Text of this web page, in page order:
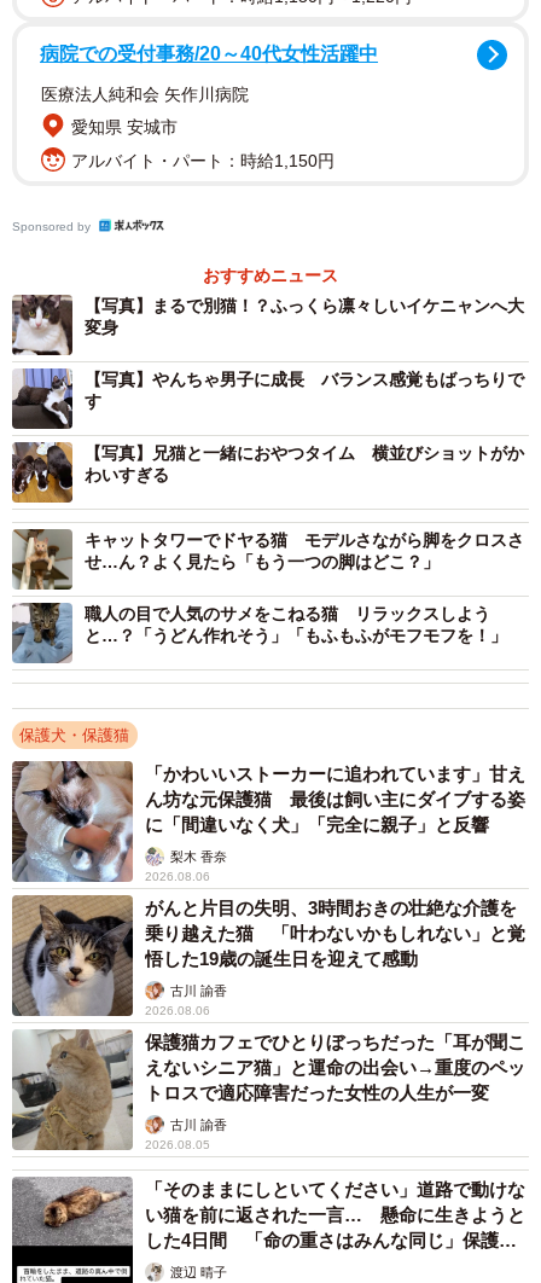
が、やがて道路を渡るようになり、事故の危険を感じた飼
い主さんは保護を決意しました。
「『このままではいつか事故に遭ってしまう』と心配にな
り、保護しようと思うようになったのです。ただ、我が家
にはすでに2匹の先住猫がいたので、まずは家族に相談して
新たな猫生への一歩ーー先住猫の反応は
3/14
保護初日、ケージの中で過ごすこねぎくん（画像提供：ともさん）
お迎え初日、こねぎくんは緊張した様子でケージの中に身
を隠していました。
「保護初日は、とても緊張した様子で、すぐケージの中に
ある入れ物に入って身を隠していました。警戒心はあるも
ののご飯はしっかり食べ、即席で作ったトイレも使ってく
れたのには驚いたのを覚えています」
日を追うごとに緊張は解け、遊ぶ姿も見られるように。し
かし、感染症の心配があったため、すぐに病院で検査を受
けさせました。
病院での受付事務/20～40代女性活躍中
医療法人純和会 矢作川病院
愛知県 安城市
アルバイト・パート：時給1,150円
Sponsored by
おすすめニュース
【写真】まるで別猫！？ふっくら凛々しいイケニャンへ大
変身
【写真】やんちゃ男子に成長 バランス感覚もばっちりで
す
【写真】兄猫と一緒におやつタイム 横並びショットがか
わいすぎる
キャットタワーでドヤる猫 モデルさながら脚をクロスさ
せ…ん？よく見たら「もう一つの脚はどこ？」
職人の目で人気のサメをこねる猫 リラックスしよう
と…？「うどん作れそう」「もふもふがモフモフを！」
保護犬・保護猫
「かわいいストーカーに追われています」甘え
ん坊な元保護猫 最後は飼い主にダイブする姿
に「間違いなく犬」「完全に親子」と反響
梨木 香奈
2026.08.06
がんと片目の失明、3時間おきの壮絶な介護を
乗り越えた猫 「叶わないかもしれない」と覚
悟した19歳の誕生日を迎えて感動
古川 諭香
2026.08.06
保護猫カフェでひとりぼっちだった「耳が聞こ
えないシニア猫」と運命の出会い→重度のペッ
トロスで適応障害だった女性の人生が一変
古川 諭香
2026.08.05
「そのままにしといてください」道路で動けな
い猫を前に返された一言… 懸命に生きようと
した4日間 「命の重さはみんな同じ」保護団
体代表の訴え
渡辺 晴子